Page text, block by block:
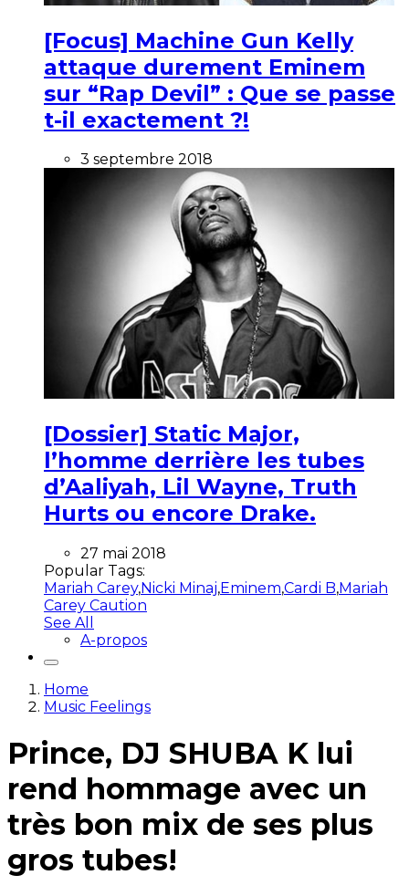
[Focus] Machine Gun Kelly
attaque durement Eminem
sur “Rap Devil” : Que se passe
t-il exactement ?!
3 septembre 2018
[Dossier] Static Major,
l’homme derrière les tubes
d’Aaliyah, Lil Wayne, Truth
Hurts ou encore Drake.
27 mai 2018
Popular Tags:
Mariah Carey,Nicki Minaj,Eminem,Cardi B,Mariah
Carey Caution
See All
A-propos
Home
Music Feelings
Prince, DJ SHUBA K lui
rend hommage avec un
très bon mix de ses plus
gros tubes!